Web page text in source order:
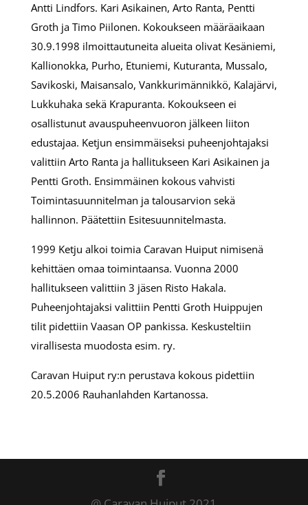
Antti Lindfors. Kari Asikainen, Arto Ranta, Pentti
Groth ja Timo Piilonen. Kokoukseen määräaikaan
30.9.1998 ilmoittautuneita alueita olivat Kesäniemi,
Kallionokka, Purho, Etuniemi, Kuturanta, Mussalo,
Savikoski, Maisansalo, Vankkurimännikkö, Kalajärvi,
Lukkuhaka sekä Krapuranta. Kokoukseen ei
osallistunut avauspuheenvuoron jälkeen liiton
edustajaa. Ketjun ensimmäiseksi puheenjohtajaksi
valittiin Arto Ranta ja hallitukseen Kari Asikainen ja
Pentti Groth. Ensimmäinen kokous vahvisti
Toimintasuunnitelman ja talousarvion sekä
hallinnon. Päätettiin Esitesuunnitelmasta.
1999 Ketju alkoi toimia Caravan Huiput nimisenä
kehittäen omaa toimintaansa. Vuonna 2000
hallitukseen valittiin 3 jäsen Risto Hakala.
Puheenjohtajaksi valittiin Pentti Groth Huippujen
tilit pidettiin Vaasan OP pankissa. Keskusteltiin
virallisesta muodosta esim. ry.
Caravan Huiput ry:n perustava kokous pidettiin
20.5.2006 Rauhanlahden Kartanossa.